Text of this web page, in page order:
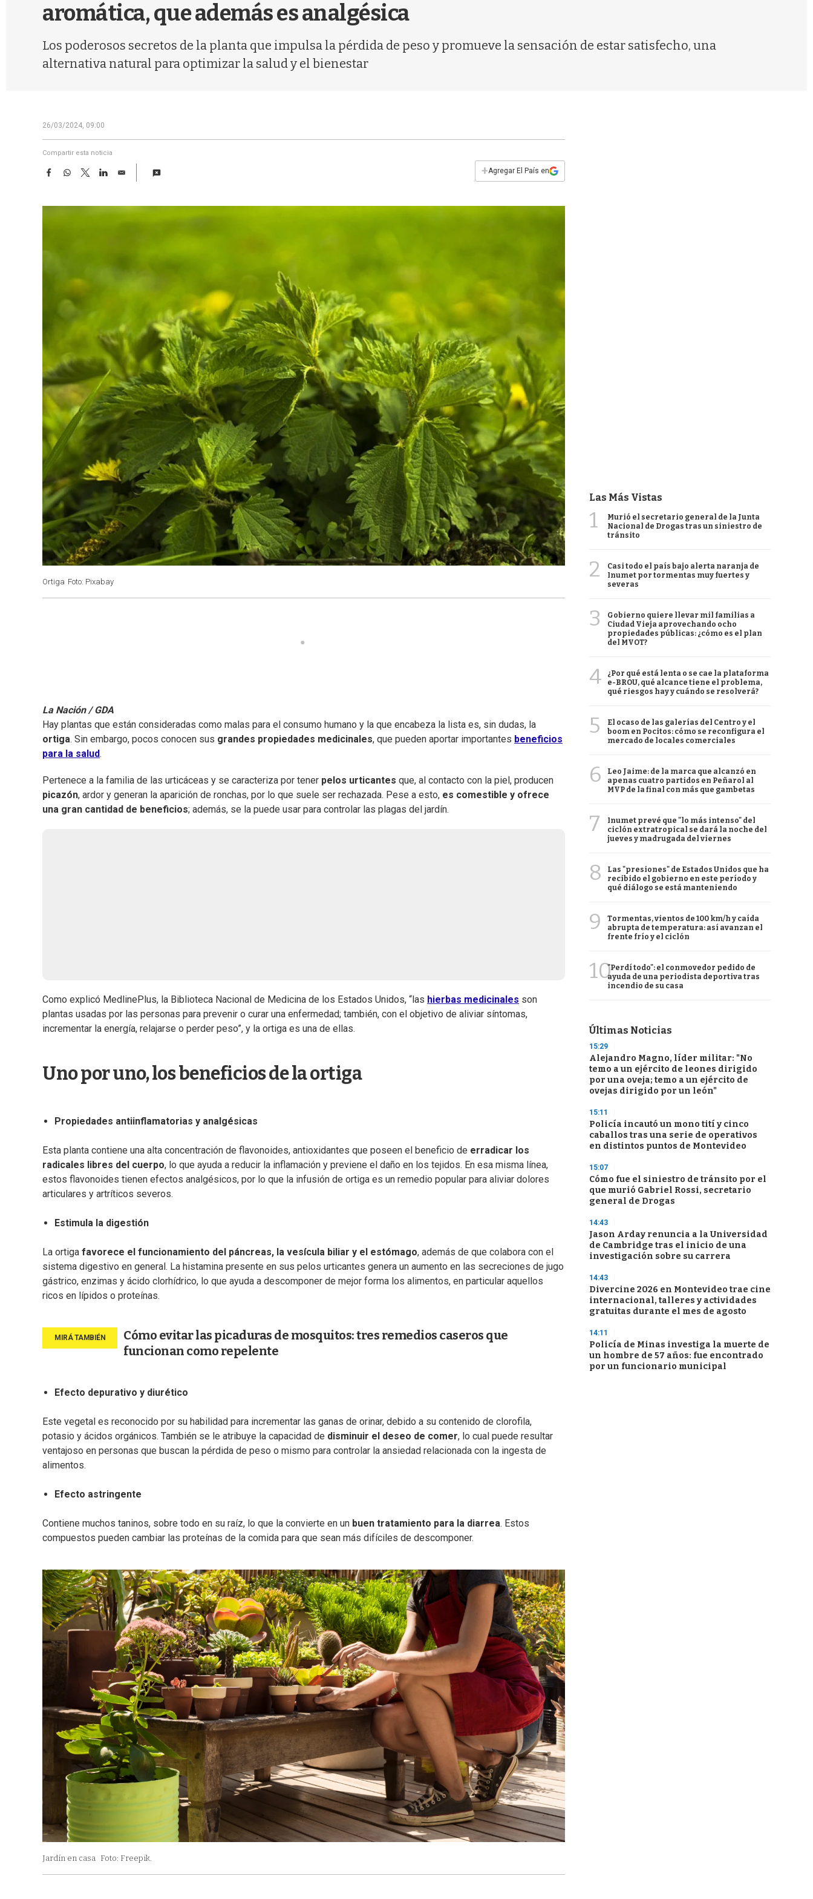
aromática, que además es analgésica
Los poderosos secretos de la planta que impulsa la pérdida de peso y promueve la sensación de estar satisfecho, una
alternativa natural para optimizar la salud y el bienestar
26/03/2024, 09:00
Compartir esta noticia
F
e
b
k
W
t
s
T
w
t
t
L
k
E
i
+Agregar El País en
Ortiga Foto: Pixabay
La Nación / GDA
Hay plantas que están consideradas como malas para el consumo humano y la que encabeza la lista es, sin dudas, la
ortiga. Sin embargo, pocos conocen sus grandes propiedades medicinales, que pueden aportar importantes beneficios
para la salud.
Pertenece a la familia de las urticáceas y se caracteriza por tener pelos urticantes que, al contacto con la piel, producen
picazón, ardor y generan la aparición de ronchas, por lo que suele ser rechazada. Pese a esto, es comestible y ofrece
una gran cantidad de beneficios; además, se la puede usar para controlar las plagas del jardín.
Como explicó MedlinePlus, la Biblioteca Nacional de Medicina de los Estados Unidos, “las hierbas medicinales son
plantas usadas por las personas para prevenir o curar una enfermedad; también, con el objetivo de aliviar síntomas,
incrementar la energía, relajarse o perder peso”, y la ortiga es una de ellas.
Uno por uno, los beneficios de la ortiga
Propiedades antiinflamatorias y analgésicas
Esta planta contiene una alta concentración de flavonoides, antioxidantes que poseen el beneficio de erradicar los
radicales libres del cuerpo, lo que ayuda a reducir la inflamación y previene el daño en los tejidos. En esa misma línea,
estos flavonoides tienen efectos analgésicos, por lo que la infusión de ortiga es un remedio popular para aliviar dolores
articulares y artríticos severos.
Estimula la digestión
La ortiga favorece el funcionamiento del páncreas, la vesícula biliar y el estómago, además de que colabora con el
sistema digestivo en general. La histamina presente en sus pelos urticantes genera un aumento en las secreciones de jugo
gástrico, enzimas y ácido clorhídrico, lo que ayuda a descomponer de mejor forma los alimentos, en particular aquellos
ricos en lípidos o proteínas.
Cómo evitar las picaduras de mosquitos: tres remedios caseros que
funcionan como repelente
Efecto depurativo y diurético
Este vegetal es reconocido por su habilidad para incrementar las ganas de orinar, debido a su contenido de clorofila,
potasio y ácidos orgánicos. También se le atribuye la capacidad de disminuir el deseo de comer, lo cual puede resultar
ventajoso en personas que buscan la pérdida de peso o mismo para controlar la ansiedad relacionada con la ingesta de
alimentos.
Efecto astringente
Contiene muchos taninos, sobre todo en su raíz, lo que la convierte en un buen tratamiento para la diarrea. Estos
compuestos pueden cambiar las proteínas de la comida para que sean más difíciles de descomponer.
Jardín en casa Foto: Freepik.
Las Más Vistas
1
Murió el secretario general de la Junta
Nacional de Drogas tras un siniestro de
tránsito
2
Casi todo el país bajo alerta naranja de
Inumet por tormentas muy fuertes y
severas
3
Gobierno quiere llevar mil familias a
Ciudad Vieja aprovechando ocho
propiedades públicas: ¿cómo es el plan
del MVOT?
4
¿Por qué está lenta o se cae la plataforma
e-BROU, qué alcance tiene el problema,
qué riesgos hay y cuándo se resolverá?
5
El ocaso de las galerías del Centro y el
boom en Pocitos: cómo se reconfigura el
mercado de locales comerciales
6
Leo Jaime: de la marca que alcanzó en
apenas cuatro partidos en Peñarol al
MVP de la final con más que gambetas
7
Inumet prevé que "lo más intenso" del
ciclón extratropical se dará la noche del
jueves y madrugada del viernes
8
Las "presiones" de Estados Unidos que ha
recibido el gobierno en este período y
qué diálogo se está manteniendo
9
Tormentas, vientos de 100 km/h y caída
abrupta de temperatura: así avanzan el
frente frío y el ciclón
10"Perdí todo": el conmovedor pedido de
ayuda de una periodista deportiva tras
incendio de su casa
Últimas Noticias
15:29
Alejandro Magno, líder militar: "No
temo a un ejército de leones dirigido
por una oveja; temo a un ejército de
ovejas dirigido por un león"
15:11
Policía incautó un mono tití y cinco
caballos tras una serie de operativos
en distintos puntos de Montevideo
15:07
Cómo fue el siniestro de tránsito por el
que murió Gabriel Rossi, secretario
general de Drogas
14:43
Jason Arday renuncia a la Universidad
de Cambridge tras el inicio de una
investigación sobre su carrera
14:43
Divercine 2026 en Montevideo trae cine
internacional, talleres y actividades
gratuitas durante el mes de agosto
14:11
Policía de Minas investiga la muerte de
un hombre de 57 años: fue encontrado
por un funcionario municipal